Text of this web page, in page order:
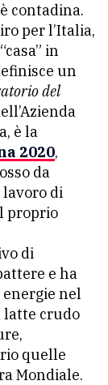
per l’Italia,
in
un
del
è la
2020,
da
di
proprio
di
e ha
nel
latte crudo
quelle
Mondiale.